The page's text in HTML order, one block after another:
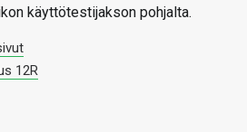
käyttötestijakson pohjalta.
12R